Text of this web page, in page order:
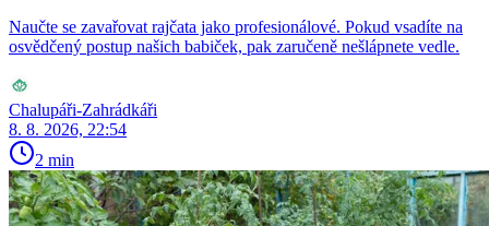
Naučte se zavařovat rajčata jako profesionálové. Pokud vsadíte na
osvědčený postup našich babiček, pak zaručeně nešlápnete vedle.
Chalupáři-Zahrádkáři
8. 8. 2026, 22:54
2 min